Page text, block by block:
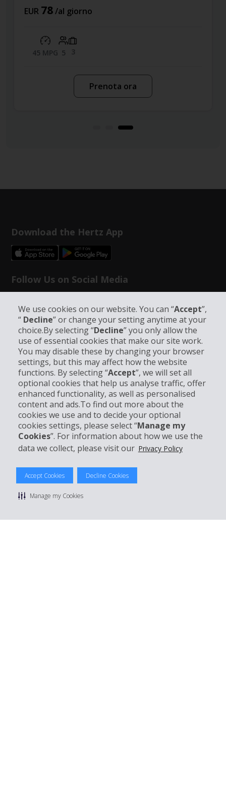
We use cookies on our website. You can “Accept”,
“ Decline” or change your setting anytime at your
choice.By selecting “Decline” you only allow the
use of essential cookies that make our site work.
You may disable these by changing your browser
settings, but this may affect how the website
functions. By selecting “Accept”, we will set all
optional cookies that help us analyse traffic, offer
enhanced functionality, as well as personalised
content and ads.To find out more about the
cookies we use and to decide your optional
cookies settings, please select “Manage my
Cookies”. For information about how we use the
data we collect, please visit our Privacy Policy
Accept Cookies Decline Cookies
Manage my Cookies
EUR 78/al giorno
45 MPG 5 3
Prenota ora
Download the Hertz App
Follow Us on Social Media
Info su Hertz
Business
Customer Service
Prenota con Hertz
Privacy Policy
Condizioni di Utilizzo
noleggio | Mappa sito Hertz